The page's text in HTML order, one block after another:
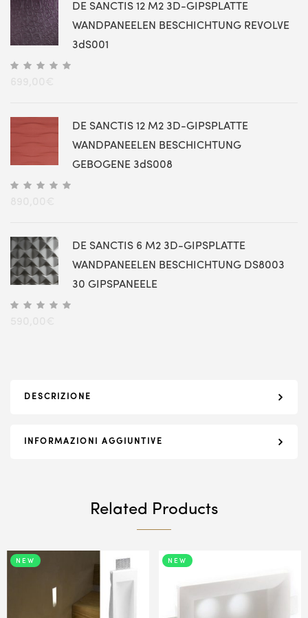
DE SANCTIS 12 M2 3D-GIPSPLATTE
WANDPANEELEN BESCHICHTUNG REVOLVE
3dS001
DE SANCTIS 12 M2 3D-GIPSPLATTE
WANDPANEELEN BESCHICHTUNG
GEBOGENE 3dS008
DE SANCTIS 6 M2 3D-GIPSPLATTE
WANDPANEELEN BESCHICHTUNG DS8003
30 GIPSPANEELE
DESCRIZIONE
INFORMAZIONI AGGIUNTIVE
Related Products
NEW NEW